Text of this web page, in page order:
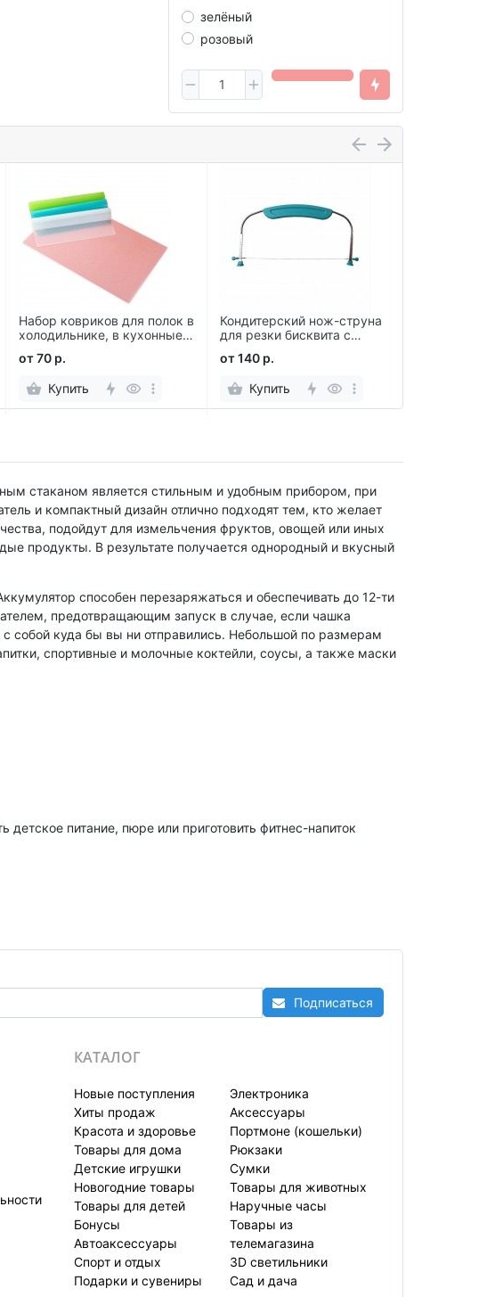
зелёный
розовый
Набор ковриков для полок в
холодильнике, в кухонные
от 70 р.
Купить
Кондитерский нож-струна
для резки бисквита с
от 140 р.
Купить
стаканом является стильным и удобным прибором, при
и компактный дизайн отлично подходят тем, кто желает
подойдут для измельчения фруктов, овощей или иных
продукты. В результате получается однородный и вкусный
способен перезаряжаться и обеспечивать до 12-ти
предотвращающим запуск в случае, если чашка
собой куда бы вы ни отправились. Небольшой по размерам
спортивные и молочные коктейли, соусы, а также маски
питание, пюре или приготовить фитнес-напиток
Подписаться
КАТАЛОГ
Новые поступления
Хиты продаж
Красота и здоровье
Товары для дома
Детские игрушки
Новогодние товары
Товары для детей
Бонусы
Автоаксессуары
Спорт и отдых
Подарки и сувениры
Электроника
Аксессуары
Портмоне (кошельки)
Рюкзаки
Сумки
Товары для животных
Наручные часы
Товары из
телемагазина
3D светильники
Сад и дача